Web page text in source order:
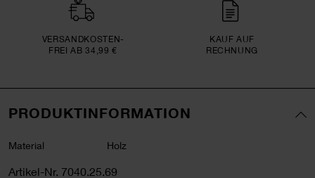
VERSAND­KOSTEN­
FREI AB 34,99 €
KAUF AUF
RECHNUNG
PRODUKTINFORMATION
Material Holz
Artikel-Nr. 7040.25.69